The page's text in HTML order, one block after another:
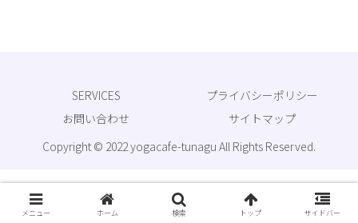
SERVICES
プライバシーポリシー
お問い合わせ
サイトマップ
Copyright © 2022 yogacafe-tunagu All Rights Reserved.
メニュー ホーム 検索 トップ サイドバー